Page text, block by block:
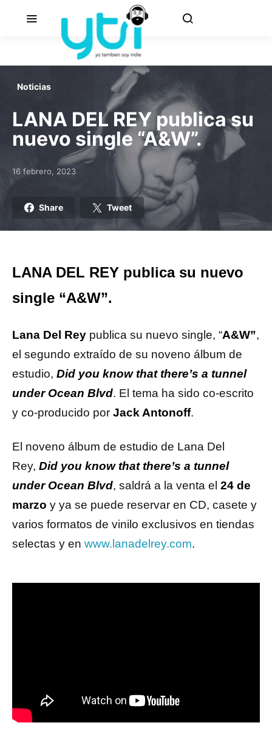
Noticias
LANA DEL REY publica su
nuevo single “A&W”.
Posted on
16 febrero, 2023
Share Tweet
LANA DEL REY publica su nuevo
single “A&W”.
Lana Del Rey publica su nuevo single, “A&W”,
el segundo extraído de su noveno álbum de
estudio, Did you know that there’s a tunnel
under Ocean Blvd. El tema ha sido co-escrito
y co-producido por Jack Antonoff.
El noveno álbum de estudio de Lana Del
Rey, Did you know that there’s a tunnel
under Ocean Blvd, saldrá a la venta el 24 de
marzo y ya se puede reservar en CD, casete y
varios formatos de vinilo exclusivos en tiendas
selectas y en www.lanadelrey.com.